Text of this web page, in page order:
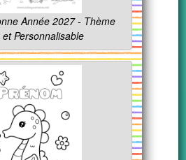
Année 2027 - Thème
Personnalisable